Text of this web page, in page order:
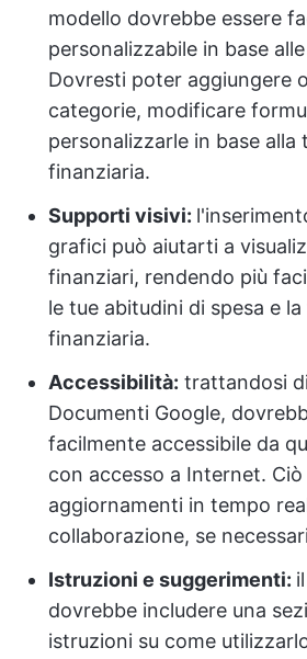
modello dovrebbe essere
personalizzabile in base
Dovresti poter aggiungere
categorie, modificare
personalizzarle in base alla
finanziaria.
Supporti visivi:
grafici può aiutarti a
finanziari, rendendo più
le tue abitudini di spesa e
finanziaria.
Accessibilità: trattandosi
Documenti Google,
facilmente accessibile da
con accesso a Internet.
aggiornamenti in tempo
collaborazione, se
Istruzioni e suggerimenti:
dovrebbe includere una
istruzioni su come